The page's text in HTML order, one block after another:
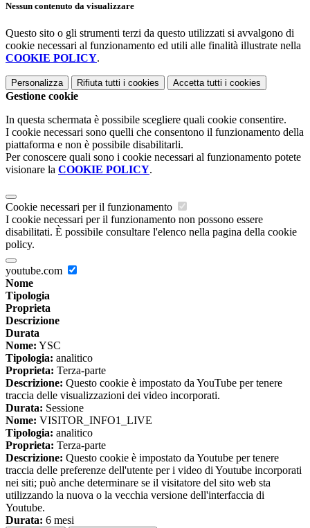
Nessun contenuto da visualizzare
Questo sito o gli strumenti terzi da questo utilizzati si avvalgono di
cookie necessari al funzionamento ed utili alle finalità illustrate nella
COOKIE POLICY.
Personalizza Rifiuta tutti i cookies Accetta tutti i cookies
Gestione cookie
In questa schermata è possibile scegliere quali cookie consentire.
I cookie necessari sono quelli che consentono il funzionamento della
piattaforma e non è possibile disabilitarli.
Per conoscere quali sono i cookie necessari al funzionamento potete
visionare la COOKIE POLICY.
Cookie necessari per il funzionamento
I cookie necessari per il funzionamento non possono essere
disabilitati. È possibile consultare l'elenco nella pagina della cookie
policy.
youtube.com
Nome
Tipologia
Proprieta
Descrizione
Durata
Nome: YSC
Tipologia: analitico
Proprieta: Terza-parte
Descrizione: Questo cookie è impostato da YouTube per tenere
traccia delle visualizzazioni dei video incorporati.
Durata: Sessione
Nome: VISITOR_INFO1_LIVE
Tipologia: analitico
Proprieta: Terza-parte
Descrizione: Questo cookie è impostato da Youtube per tenere
traccia delle preferenze dell'utente per i video di Youtube incorporati
nei siti; può anche determinare se il visitatore del sito web sta
utilizzando la nuova o la vecchia versione dell'interfaccia di
Youtube.
Durata: 6 mesi